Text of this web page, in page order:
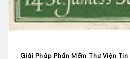
Giải Pháp Phần Mềm Thư Viện Tin